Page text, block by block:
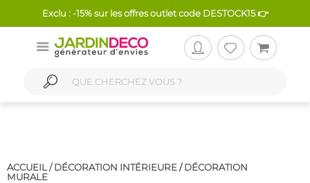
Exclu : -15% sur les offres outlet code DESTOCK15 👉
ACCUEIL / DÉCORATION INTÉRIEURE/DÉCORATION
MURALE